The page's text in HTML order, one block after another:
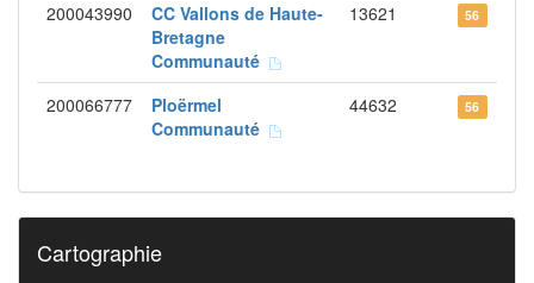
200043990
CC Vallons de Haute-
Bretagne
Communauté
13621 56
200066777
Ploërmel
Communauté
44632 56
Cartographie